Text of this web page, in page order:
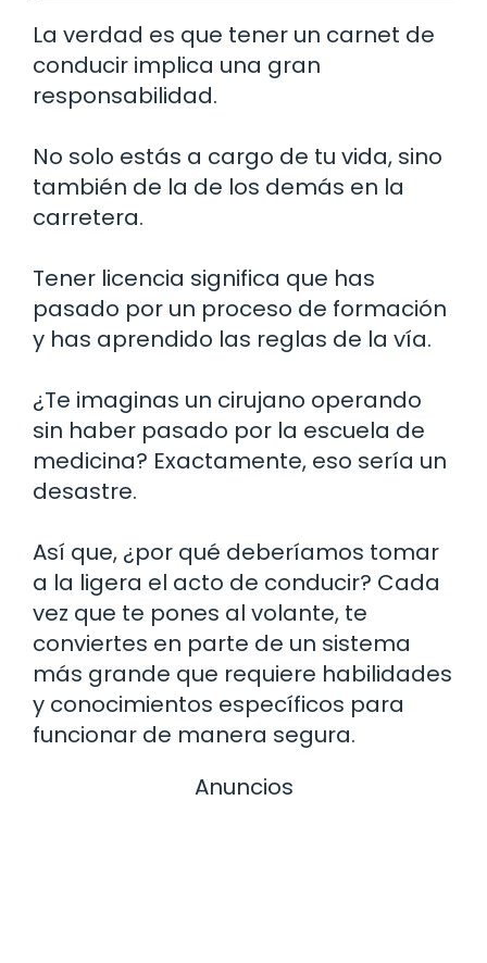
La verdad es que tener un carnet de
conducir implica una gran
responsabilidad.
No solo estás a cargo de tu vida, sino
también de la de los demás en la
carretera.
Tener licencia significa que has
pasado por un proceso de formación
y has aprendido las reglas de la vía.
¿Te imaginas un cirujano operando
sin haber pasado por la escuela de
medicina? Exactamente, eso sería un
desastre.
Así que, ¿por qué deberíamos tomar
a la ligera el acto de conducir? Cada
vez que te pones al volante, te
conviertes en parte de un sistema
más grande que requiere habilidades
y conocimientos específicos para
funcionar de manera segura.
Anuncios